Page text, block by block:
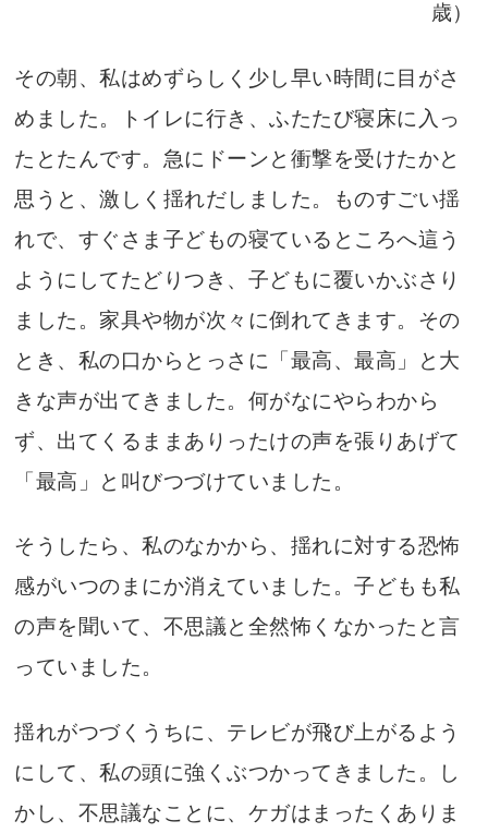
歳）
その朝、私はめずらしく少し早い時間に目がさ
めました。トイレに行き、ふたたび寝床に入っ
たとたんです。急にドーンと衝撃を受けたかと
思うと、激しく揺れだしました。ものすごい揺
れで、すぐさま子どもの寝ているところへ這う
ようにしてたどりつき、子どもに覆いかぶさり
ました。家具や物が次々に倒れてきます。その
とき、私の口からとっさに「最高、最高」と大
きな声が出てきました。何がなにやらわから
ず、出てくるままありったけの声を張りあげて
「最高」と叫びつづけていました。
そうしたら、私のなかから、揺れに対する恐怖
感がいつのまにか消えていました。子どもも私
の声を聞いて、不思議と全然怖くなかったと言
っていました。
揺れがつづくうちに、テレビが飛び上がるよう
にして、私の頭に強くぶつかってきました。し
かし、不思議なことに、ケガはまったくありま